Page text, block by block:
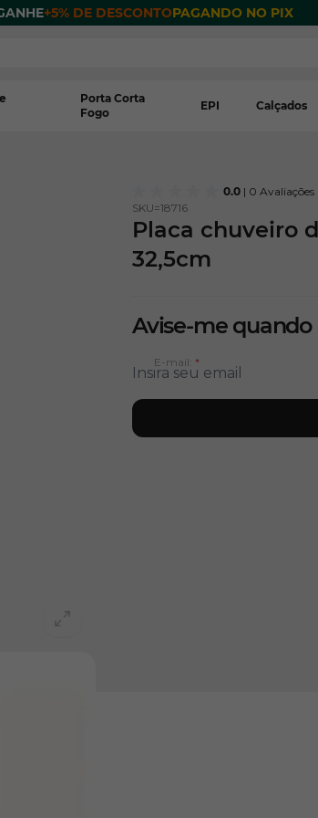
+5% DE DESCONTOPAGANDO NO PIX
Porta Corta
Fogo
EPI Calçados
0.0 | 0 Avaliações
SKU=18716
Placa chuveiro
32,5cm
Avise-me
E-mail: